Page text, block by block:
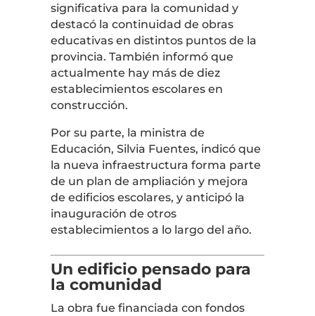
significativa para la comunidad y
destacó la continuidad de obras
educativas en distintos puntos de la
provincia. También informó que
actualmente hay más de diez
establecimientos escolares en
construcción.
Por su parte, la ministra de
Educación, Silvia Fuentes, indicó que
la nueva infraestructura forma parte
de un plan de ampliación y mejora
de edificios escolares, y anticipó la
inauguración de otros
establecimientos a lo largo del año.
Un edificio pensado para
la comunidad
La obra fue financiada con fondos